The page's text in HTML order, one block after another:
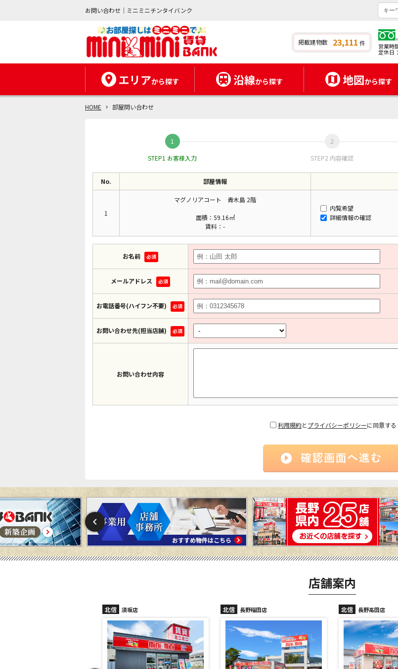
お問い合わせ｜ミニミニチンタイバンク
掲載建物数 23,111 件 営業時
定休日
エリアから探す 沿線から探す 地図から探す
HOME 部屋問い合わせ
STEP1 お客様入力 STEP2 内容確認
No. 部屋情報
1
マグノリアコート 青木島 2階
面積：59.16㎡
賃料：-
内覧希望
詳細情報の確認
お名前 必須
メールアドレス 必須
お電話番号(ハイフン不要) 必須
お問い合わせ先(担当店舗) 必須
お問い合わせ内容
利用規約とプライバシーポリシーに同意する
店舗案内
北信 長野稲田店 北信 長野高田店 北信 長野駅前店